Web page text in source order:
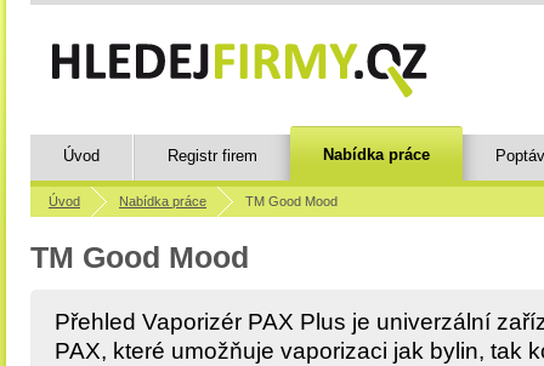
Úvod Registr firem Nabídka práce
Úvod Nabídka práce TM Good Mood
TM Good Mood
Přehled Vaporizér PAX Plus je univerzální
PAX, které umožňuje vaporizaci jak bylin, tak